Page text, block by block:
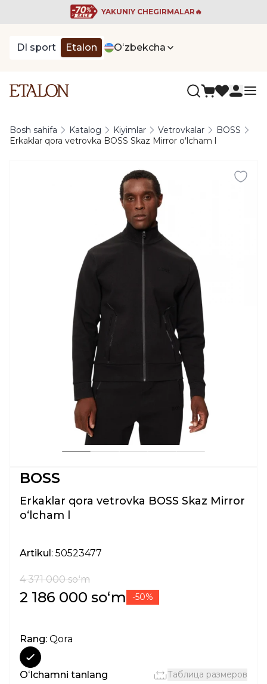
YAKUNIY CHEGIRMALAR🔥
DI sport Etalon Oʻzbekcha
Bosh sahifa Katalog Kiyimlar Vetrovkalar
BOSS
Erkaklar qora vetrovka BOSS Skaz Mirror oʻlcham l
BOSS
Erkaklar qora vetrovka BOSS Skaz Mirror
oʻlcham l
Artikul: 50523477
4 371 000 soʻm
2 186 000 soʻm -50%
Rang: Qora
Oʻlchamni tanlang Таблица размеров